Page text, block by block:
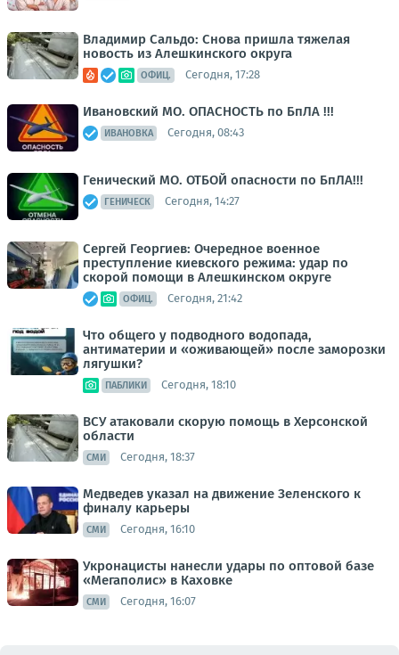
Владимир Сальдо: Снова пришла тяжелая
новость из Алешкинского округа
ОФИЦ. Сегодня, 17:28
Ивановский МО. ОПАСНОСТЬ по БпЛА !!!
ИВАНОВКА Сегодня, 08:43
Генический МО. ОТБОЙ опасности по БпЛА!!!
ГЕНИЧЕСК Сегодня, 14:27
Сергей Георгиев: Очередное военное
преступление киевского режима: удар по
скорой помощи в Алешкинском округе
ОФИЦ. Сегодня, 21:42
Что общего у подводного водопада,
антиматерии и «оживающей» после заморозки
лягушки?
ПАБЛИКИ Сегодня, 18:10
ВСУ атаковали скорую помощь в Херсонской
области
СМИ Сегодня, 18:37
Медведев указал на движение Зеленского к
финалу карьеры
СМИ Сегодня, 16:10
Укронацисты нанесли удары по оптовой базе
«Мегаполис» в Каховке
СМИ Сегодня, 16:07